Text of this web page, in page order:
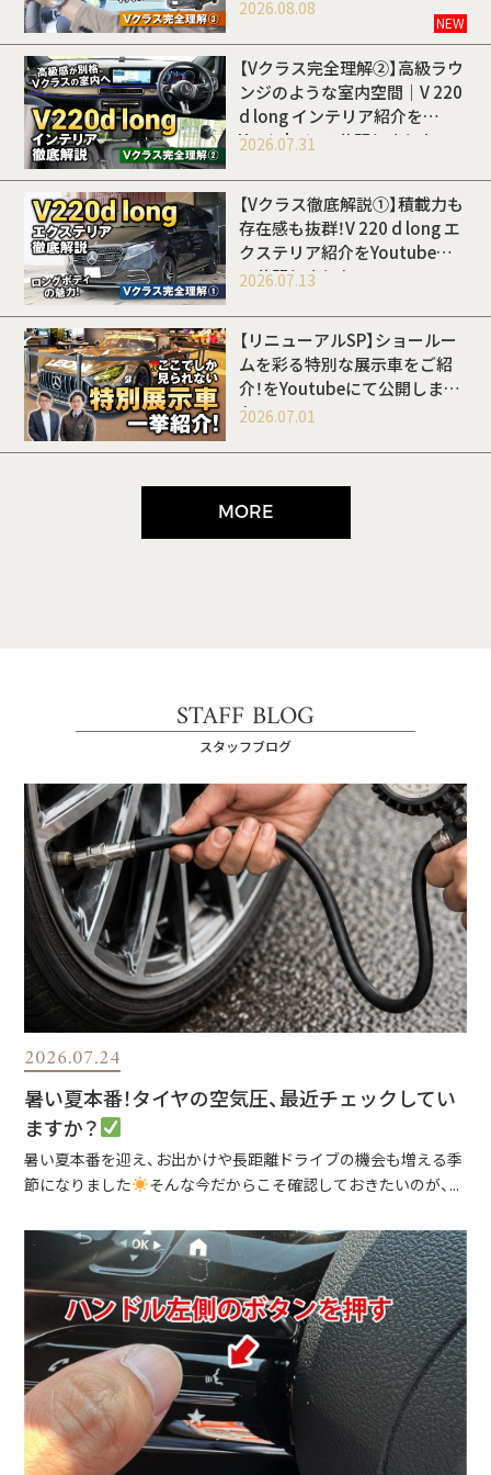
2026.08.08
NEW
【Vクラス完全理解②】高級ラウ
ンジのような室内空間｜V 220
d long インテリア紹介を
Youtubeにて公開しました
2026.07.31
【Vクラス徹底解説①】積載力も
存在感も抜群！V 220 d long エ
クステリア紹介をYoutubeに
て公開しました
2026.07.13
【リニューアルSP】ショールー
ムを彩る特別な展示車をご紹
介！をYoutubeにて公開しまし
た
2026.07.01
MORE
STAFF BLOG
スタッフブログ
2026.07.24
暑い夏本番！タイヤの空気圧、最近チェックしてい
ますか？
暑い夏本番を迎え、お出かけや長距離ドライブの機会も増える季
節になりました
そんな今だからこそ確認しておきたいのが、...